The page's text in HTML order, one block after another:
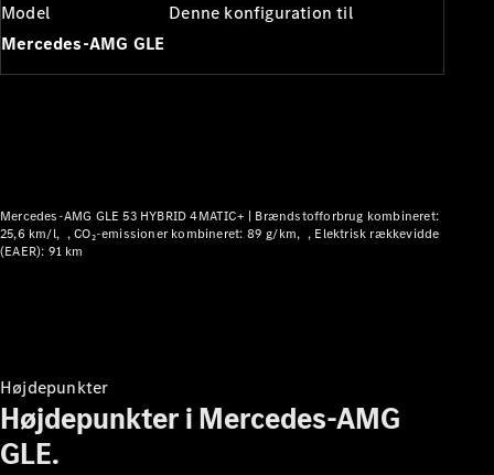
Plug-in-hybrid modeller
Sedan
Alle Sedans
CLA
Sedan
EQE
Elektrisk
Model
Mercedes-AMG GLE
Denne konfiguration til
Mercedes-AMG GLE 53 HYBRID 4MATIC+ | Brændstofforbrug kombineret:
25,6 km/l
CO₂-emissioner kombineret: 89 g/km
Elektrisk rækkevidde
(EAER): 91 km
Højdepunkter
Højdepunkter i Mercedes-AMG
GLE.